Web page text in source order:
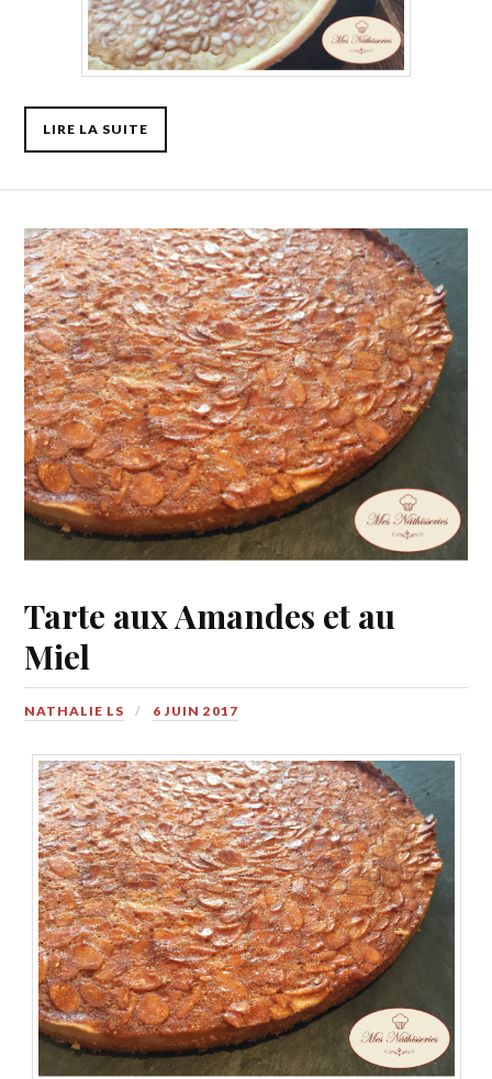
LIRE LA SUITE
Tarte aux Amandes et au
Miel
NATHALIE LS 6 JUIN 2017